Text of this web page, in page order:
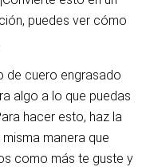
puedes ver cómo
de cuero engrasado
algo a lo que puedas
hacer esto, haz la
misma manera que
como más te guste y